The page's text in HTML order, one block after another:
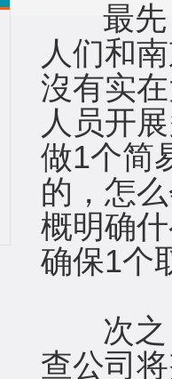
最先，
人们和
沒有实
人员开
做1个简
的，怎
概明确
确保1个
次之，
查公司